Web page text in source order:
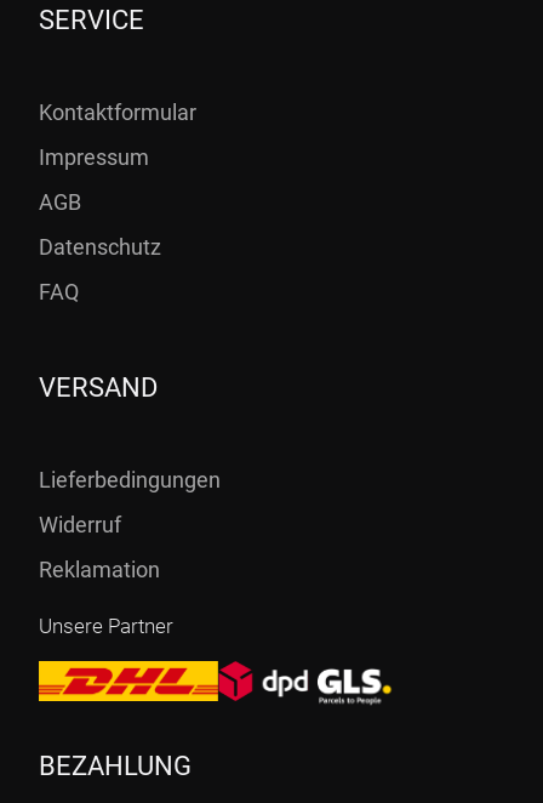
SERVICE
Kontaktformular
Impressum
AGB
Datenschutz
FAQ
VERSAND
Lieferbedingungen
Widerruf
Reklamation
Unsere Partner
BEZAHLUNG